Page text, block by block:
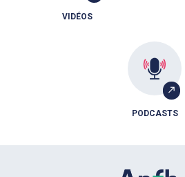
VIDÉOS
PODCASTS